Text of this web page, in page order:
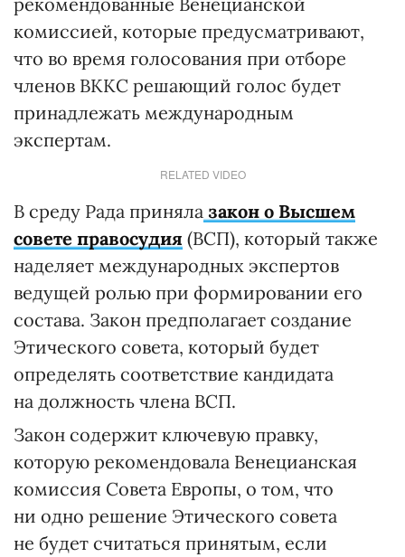
комиссией, которые предусматривают,
что во время голосования при отборе
членов ВККС решающий голос будет
принадлежать международным
экспертам.
RELATED VIDEO
В среду Рада приняла закон о Высшем
совете правосудия (ВСП), который также
наделяет международных экспертов
ведущей ролью при формировании его
состава. Закон предполагает создание
Этического совета, который будет
определять соответствие кандидата
на должность члена ВСП.
Закон содержит ключевую правку,
которую рекомендовала Венецианская
комиссия Совета Европы, о том, что
ни одно решение Этического совета
не будет считаться принятым, если